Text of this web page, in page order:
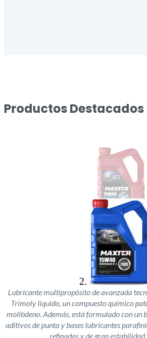
Productos Destacados
Lubricante multipropósito de avanzada
Trimoly liquido, un compuesto químico
molibdeno. Además, está formulado con un
aditivos de punta y bases lubricantes
refinadas y de gran estabilidad